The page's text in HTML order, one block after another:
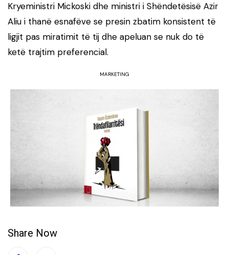
Kryeministri Mickoski dhe ministri i Shëndetësisë Azir
Aliu i thanë esnafëve se presin zbatim konsistent të
ligjit pas miratimit të tij dhe apeluan se nuk do të
ketë trajtim preferencial.
MARKETING
Share Now